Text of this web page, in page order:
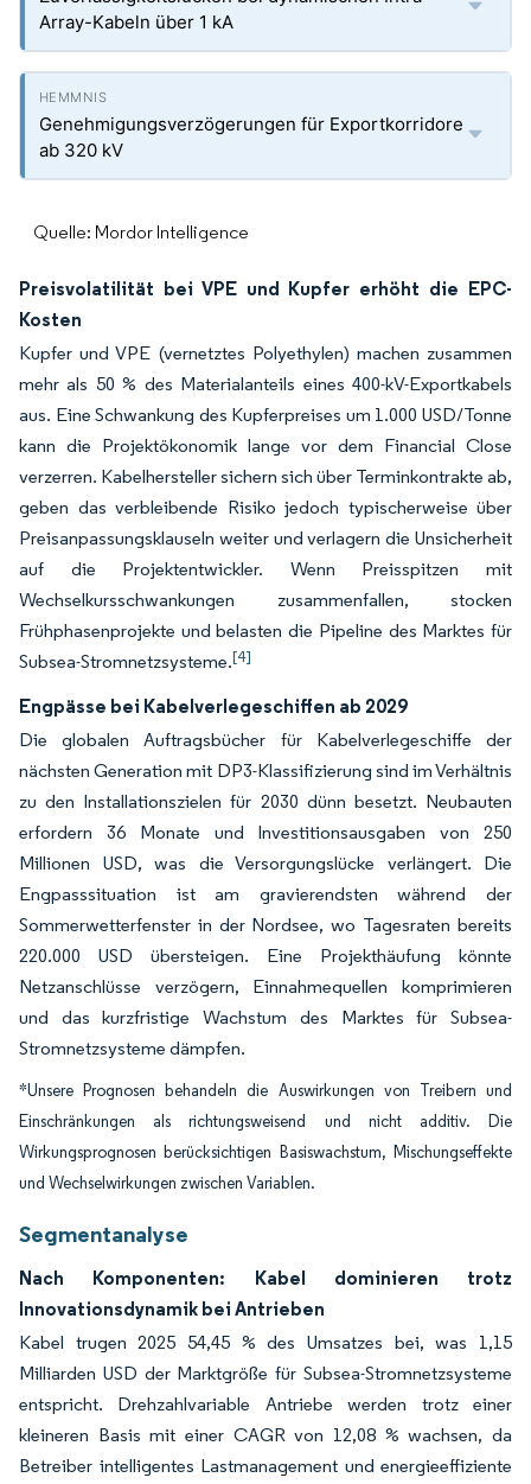
Array-Kabeln über 1 kA
Genehmigungsverzögerungen für Exportkorridore
ab 320 kV
Quelle: Mordor Intelligence
Preisvolatilität bei VPE und Kupfer erhöht die EPC-
Kosten
Kupfer und VPE (vernetztes Polyethylen) machen zusammen
mehr als 50 % des Materialanteils eines 400-kV-Exportkabels
aus. Eine Schwankung des Kupferpreises um 1.000 USD/Tonne
kann die Projektökonomik lange vor dem Financial Close
verzerren. Kabelhersteller sichern sich über Terminkontrakte ab,
geben das verbleibende Risiko jedoch typischerweise über
Preisanpassungsklauseln weiter und verlagern die Unsicherheit
auf die Projektentwickler. Wenn Preisspitzen mit
Wechselkursschwankungen zusammenfallen, stocken
Frühphasenprojekte und belasten die Pipeline des Marktes für
Subsea-Stromnetzsysteme.[4]
Engpässe bei Kabelverlegeschiffen ab 2029
Die globalen Auftragsbücher für Kabelverlegeschiffe der
nächsten Generation mit DP3-Klassifizierung sind im Verhältnis
zu den Installationszielen für 2030 dünn besetzt. Neubauten
erfordern 36 Monate und Investitionsausgaben von 250
Millionen USD, was die Versorgungslücke verlängert. Die
Engpasssituation ist am gravierendsten während der
Sommerwetterfenster in der Nordsee, wo Tagesraten bereits
220.000 USD übersteigen. Eine Projekthäufung könnte
Netzanschlüsse verzögern, Einnahmequellen komprimieren
und das kurzfristige Wachstum des Marktes für Subsea-
Stromnetzsysteme dämpfen.
*Unsere Prognosen behandeln die Auswirkungen von Treibern und
Einschränkungen als richtungsweisend und nicht additiv. Die
Wirkungsprognosen berücksichtigen Basiswachstum, Mischungseffekte
und Wechselwirkungen zwischen Variablen.
Segmentanalyse
Nach Komponenten: Kabel dominieren trotz
Innovationsdynamik bei Antrieben
Kabel trugen 2025 54,45 % des Umsatzes bei, was 1,15
Milliarden USD der Marktgröße für Subsea-Stromnetzsysteme
entspricht. Drehzahlvariable Antriebe werden trotz einer
kleineren Basis mit einer CAGR von 12,08 % wachsen, da
Betreiber intelligentes Lastmanagement und energieeffiziente